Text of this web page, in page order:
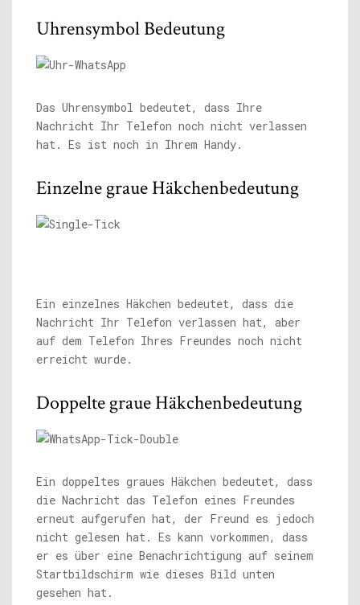
Uhrensymbol Bedeutung
Das Uhrensymbol bedeutet, dass Ihre
Nachricht Ihr Telefon noch nicht verlassen
hat. Es ist noch in Ihrem Handy.
Einzelne graue Häkchenbedeutung
Ein einzelnes Häkchen bedeutet, dass die
Nachricht Ihr Telefon verlassen hat, aber
auf dem Telefon Ihres Freundes noch nicht
erreicht wurde.
Doppelte graue Häkchenbedeutung
Ein doppeltes graues Häkchen bedeutet, dass
die Nachricht das Telefon eines Freundes
erneut aufgerufen hat, der Freund es jedoch
nicht gelesen hat. Es kann vorkommen, dass
er es über eine Benachrichtigung auf seinem
Startbildschirm wie dieses Bild unten
gesehen hat.